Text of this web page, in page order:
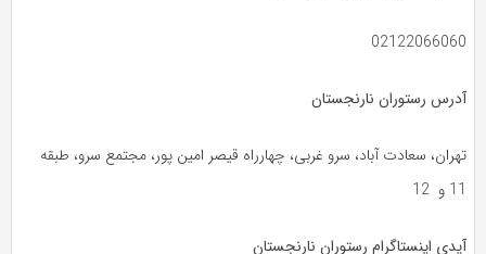
02122066060
آدرس رستوران نارنجستان
تهران، سعادت آباد، سرو غربی، چهارراه قیصر امین پور، مجتمع سرو، طبقه
11 و 12
آیدی اینستاگرام رستوران نارنجستان